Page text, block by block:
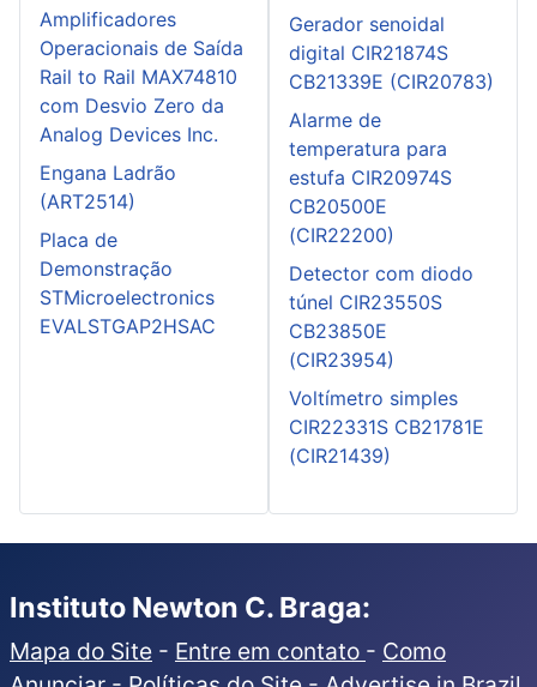
Amplificadores
Operacionais de Saída
Rail to Rail MAX74810
com Desvio Zero da
Analog Devices Inc.
Engana Ladrão
(ART2514)
Placa de
Demonstração
STMicroelectronics
EVALSTGAP2HSAC
Gerador senoidal
digital CIR21874S
CB21339E (CIR20783)
Alarme de
temperatura para
estufa CIR20974S
CB20500E
(CIR22200)
Detector com diodo
túnel CIR23550S
CB23850E
(CIR23954)
Voltímetro simples
CIR22331S CB21781E
(CIR21439)
Instituto Newton C. Braga:
Mapa do Site - Entre em contato - Como